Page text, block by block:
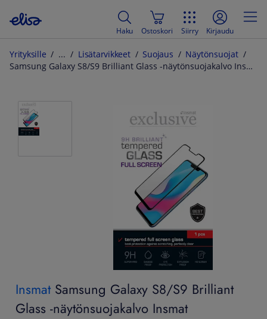
Haku Ostoskori Siirry Kirjaudu
Yrityksille Lisätarvikkeet Suojaus
Näytönsuojat
Samsung Galaxy S8/S9 Brilliant Glass -näytönsuojakalvo Insmat
Insmat Samsung Galaxy S8/S9 Brilliant
Glass -näytönsuojakalvo Insmat